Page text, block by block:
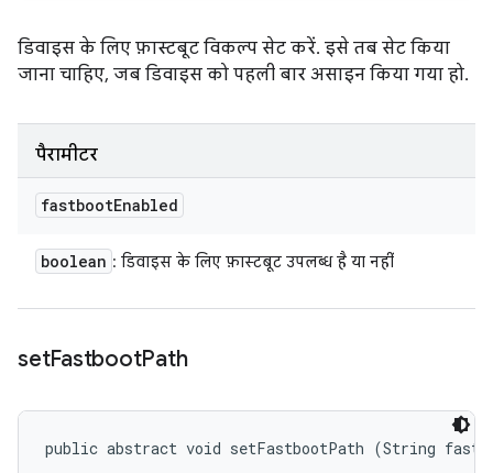
डिवाइस के लिए फ़ास्टबूट विकल्प सेट करें. इसे तब सेट किया
जाना चाहिए, जब डिवाइस को पहली बार असाइन किया गया हो.
पैरामीटर
fastbootEnabled
boolean : डिवाइस के लिए फ़ास्टबूट उपलब्ध है या नहीं
setFastbootPath
public abstract void setFastbootPath (String